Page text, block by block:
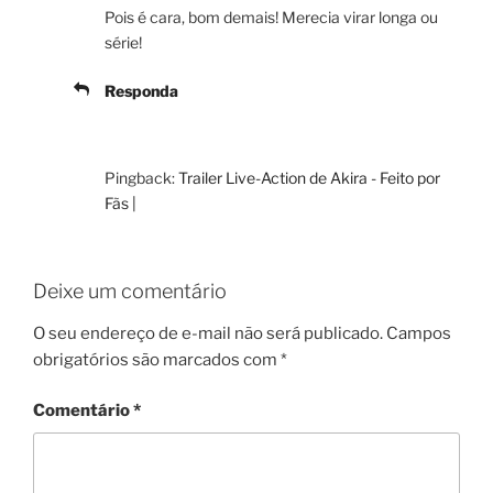
Pois é cara, bom demais! Merecia virar longa ou
série!
Responda
Pingback:Trailer Live-Action de Akira - Feito por
Fãs |
Deixe um comentário
O seu endereço de e-mail não será publicado. Campos
obrigatórios são marcados com *
Comentário*